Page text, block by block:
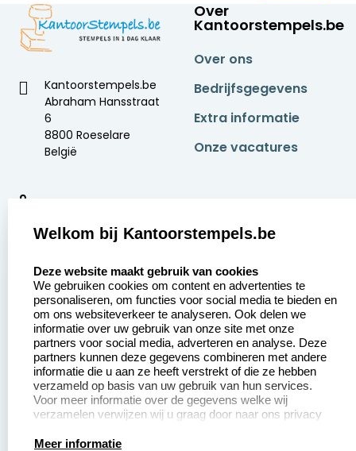
Kantoorstempels.be
Abraham Hansstraat
6
8800 Roeselare
België
9
Over
Kantoorstempels.be
Over ons
Bedrijfsgegevens
Extra informatie
Onze vacatures
Aanvraag op maat
Betaling &
Verzending
Wederverkoper
worden
Contact opnemen
Veel gestelde vragen
Retourneren
Herroepingsrecht
Productinformatie:
Welkom bij Kantoorstempels.be
Deze website maakt gebruik van cookies
We gebruiken cookies om content en advertenties te
personaliseren, om functies voor social media te bieden en
om ons websiteverkeer te analyseren. Ook delen we
informatie over uw gebruik van onze site met onze
partners voor social media, adverteren en analyse. Deze
partners kunnen deze gegevens combineren met andere
informatie die u aan ze heeft verstrekt of die ze hebben
verzameld op basis van uw gebruik van hun services.
Voor meer informatie over de gegevens welke wij
verzamelen verwijzen wij u graag door naar ons privacy
Meer informatie